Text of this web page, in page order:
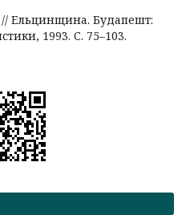
Ельцинщина. Будапешт:
1993. С. 75–103.